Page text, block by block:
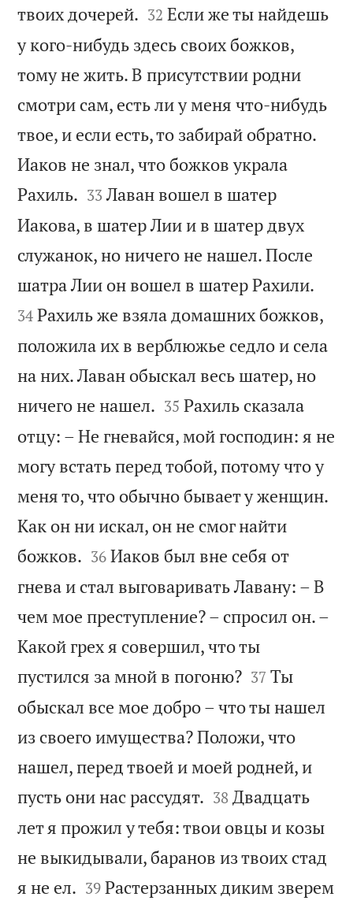
твоих дочерей. 

32 Если же ты найдешь
у кого-нибудь здесь своих божков,
тому не жить. В присутствии родни
смотри сам, есть ли у меня что-нибудь
твое, и если есть, то забирай обратно.
Иаков не знал, что божков украла
Рахиль. 

33 Лаван вошел в шатер
Иакова, в шатер Лии и в шатер двух
служанок, но ничего не нашел. После
шатра Лии он вошел в шатер Рахили.
34 Рахиль же взяла домашних божков,
положила их в верблюжье седло и села
на них. Лаван обыскал весь шатер, но
ничего не нашел. 

35 Рахиль сказала
отцу: – Не гневайся, мой господин: я не
могу встать перед тобой, потому что у
меня то, что обычно бывает у женщин.
Как он ни искал, он не смог найти
божков. 

36 Иаков был вне себя от
гнева и стал выговаривать Лавану: – В
чем мое преступление? – спросил он. –
Какой грех я совершил, что ты
пустился за мной в погоню?
37 Ты
обыскал все мое добро – что ты нашел
из своего имущества? Положи, что
нашел, перед твоей и моей родней, и
пусть они нас рассудят. 

38 Двадцать
лет я прожил у тебя: твои овцы и козы
не выкидывали, баранов из твоих стад
я не ел. 

39 Растерзанных диким зверем